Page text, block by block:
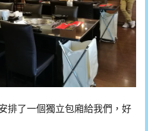
排了一個獨立包廂給我們，好